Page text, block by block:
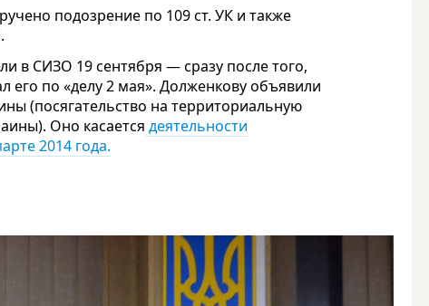
подозрение по 109 ст. УК и также
в СИЗО 19 сентября — сразу после того,
его по «делу 2 мая». Долженкову объявили
(посягательство на территориальную
Оно касается деятельности
2014 года.